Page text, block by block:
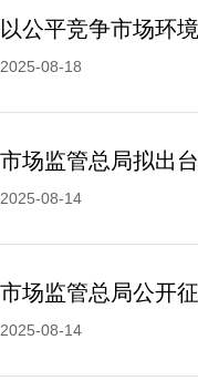
以公平竞争市场环
2025-08-18
市场监管总局拟出
2025-08-14
2025-08-14